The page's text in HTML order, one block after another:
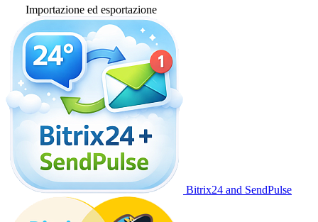
Importazione ed esportazione
Bitrix24 and SendPulse